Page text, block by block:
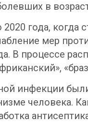
в
года, когда
мер
В процессе
инфекции
человека.